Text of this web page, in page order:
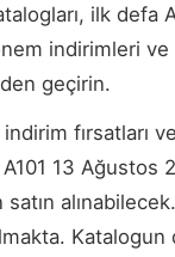
ilk defa
indirimleri
geçirin.
fırsatları
13
Katalogun